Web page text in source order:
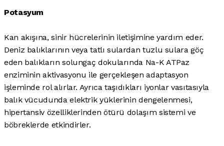
Potasyum
Kan akışına, sinir hücrelerinin iletişimine yardım eder.
Deniz balıklarının veya tatlı sulardan tuzlu sulara göç
eden balıkların solungaç dokularında Na-K ATPaz
enziminin aktivasyonu ile gerçekleşen adaptasyon
işleminde rol alırlar. Ayrıca taşıdıkları iyonlar vasıtasıyla
balık vücudunda elektrik yüklerinin dengelenmesi,
hipertansiv özelliklerinden ötürü dolaşım sistemi ve
böbreklerde etkindirler.